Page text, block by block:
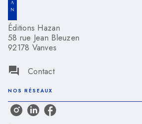
Éditions Hazan
58 rue Jean Bleuzen
92178 Vanves
question_answer Contact
NOS RÉSEAUX